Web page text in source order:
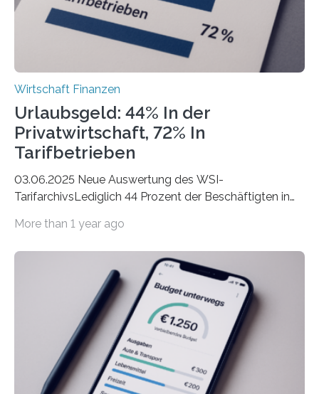
Wirtschaft Finanzen
Urlaubsgeld: 44% In der
Privatwirtschaft, 72% In
Tarifbetrieben
03.06.2025 Neue Auswertung des WSI-
TarifarchivsLediglich 44 Prozent der Beschäftigten in
tarifgebundenen Betrieben ist der Anteil mit 72 Prozent
Unterkünfte fast überall deutlich teurer geworden. Für
viele Beschäftigte ist deshalb das zumeist im Juni oder
Juli ausgezahlte Urlaubsgeld ein wichtiger Faktor, um
sich den wohlverdienten Jahresurlaub leisten zu
können. Allerdings erhält mit 44 Prozent noch nicht
einmal die Hälfte aller Beschäftigten in der
Privatwirtschaft Urlaubsgeld. Zu diesem…
More than 1 year ago